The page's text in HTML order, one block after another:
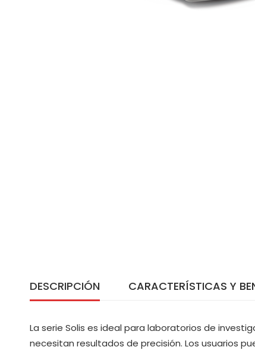
DESCRIPCIÓN CARACTERÍSTICAS Y
La serie Solis es ideal para laboratorios de
necesitan resultados de precisión. Los usuarios